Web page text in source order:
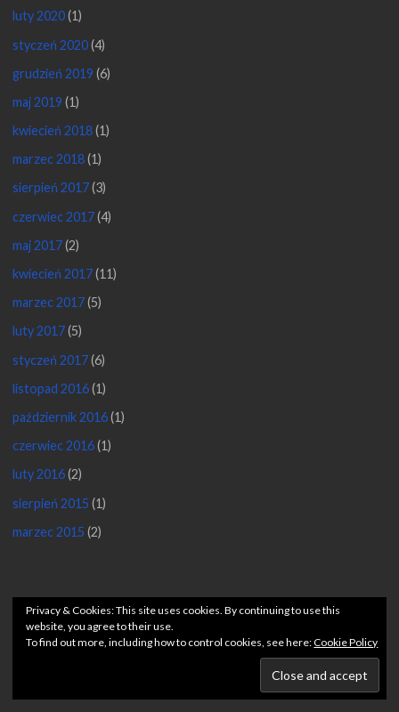
luty 2020(1)
styczeń 2020(4)
grudzień 2019 (6)
maj 2019 (1)
kwiecień 2018(1)
marzec 2018(1)
sierpień 2017(3)
czerwiec 2017(4)
maj 2017(2)
kwiecień 2017(11)
marzec 2017(5)
luty 2017(5)
styczeń 2017(6)
listopad 2016(1)
październik 2016(1)
czerwiec 2016(1)
luty 2016(2)
sierpień 2015 (1)
marzec 2015 (2)
©2026 Pięciolinia po godzinach
Privacy & Cookies: This site uses cookies. By continuing to use this
website, you agree to their use.
To find out more, including how to control cookies, see here:Cookie Policy